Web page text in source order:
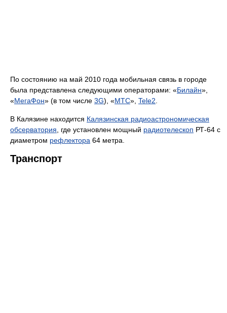
По состоянию на май 2010 года мобильная связь в городе
была представлена следующими операторами: «Билайн»,
«МегаФон» (в том числе 3G), «МТС», Tele2
В Калязине находится Калязинская радиоастрономическая
обсерватория , где установлен мощный радиотелескоп РТ-64 с
диаметром рефлектора 64 метра.
Транспорт